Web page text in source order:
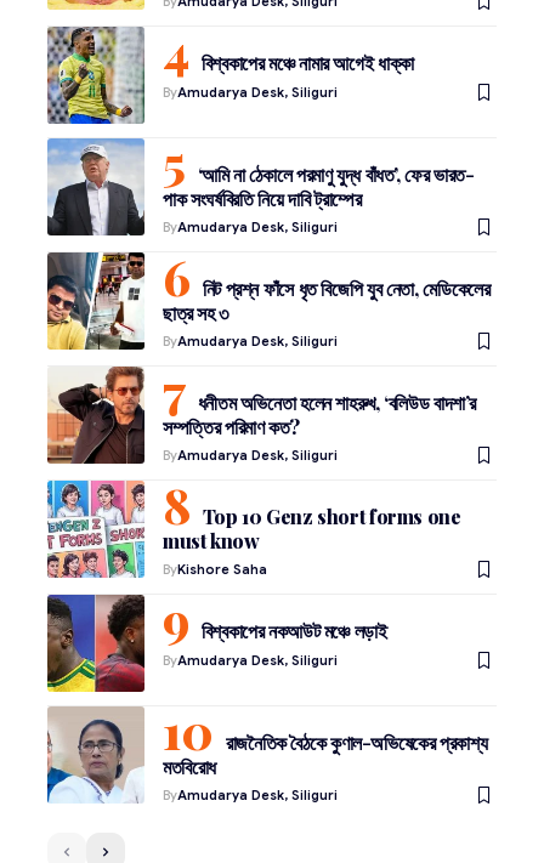
বিশ্বকাপের মঞ্চে নামার আগেই ধাক্কা
ByAmudarya Desk, Siliguri
‘আমি না ঠেকালে পরমাণু যুদ্ধ বাঁধত’, ফের ভারত-
পাক সংঘর্ষবিরতি নিয়ে দাবি ট্রাম্পের
ByAmudarya Desk, Siliguri
নিট প্রশ্ন ফাঁসে ধৃত বিজেপি যুব নেতা, মেডিকেলের
ছাত্র সহ ৩
ByAmudarya Desk, Siliguri
ধনীতম অভিনেতা হলেন শাহরুখ, ‘বলিউড বাদশা’র
সম্পত্তির পরিমাণ কত?
ByAmudarya Desk, Siliguri
Top 10 Genz short forms one
must know
ByKishore Saha
বিশ্বকাপের নকআউট মঞ্চে লড়াই
ByAmudarya Desk, Siliguri
রাজনৈতিক বৈঠকে কুণাল-অভিষেকের প্রকাশ্য
মতবিরোধ
ByAmudarya Desk, Siliguri